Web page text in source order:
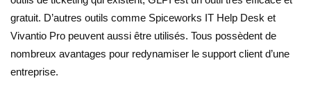
gratuit. D’autres outils comme Spiceworks IT Help Desk et
Vivantio Pro peuvent aussi être utilisés. Tous possèdent de
nombreux avantages pour redynamiser le support client d’une
entreprise.